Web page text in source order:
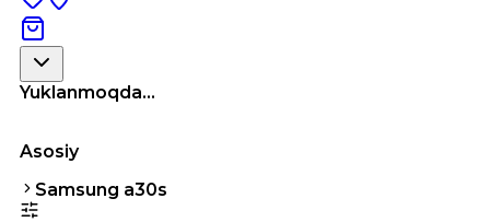
Yuklanmoqda...
Asosiy
Samsung a30s